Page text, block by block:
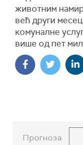
животним
већ други
комуналне
више од пет
Прогноза